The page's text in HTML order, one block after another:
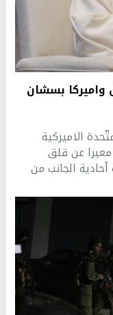
واميركا بسشان
الاميركية
معبرا عن قلق
الجانب من